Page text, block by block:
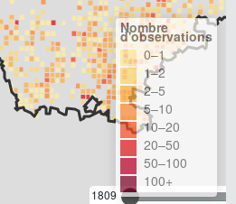
1809
Nombre
d'observations
0–1
1–2
2–5
5–10
10–20
20–50
50–100
100+